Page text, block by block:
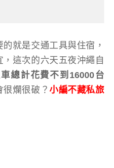
的就是交通工具與住宿，
這次的六天五夜沖繩自
總計花費不到16000台
很爛很破？小編不藏私旅